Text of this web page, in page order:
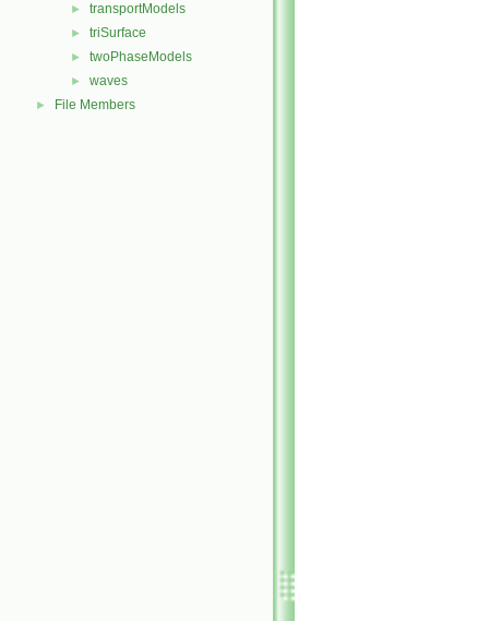
► transportModels
► triSurface
► twoPhaseModels
► waves
► File Members